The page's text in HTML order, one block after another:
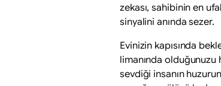
zekası, sahibinin en
sinyalini anında sezer.
Evinizin kapısında
limanında olduğunuzu
sevdiği insanın